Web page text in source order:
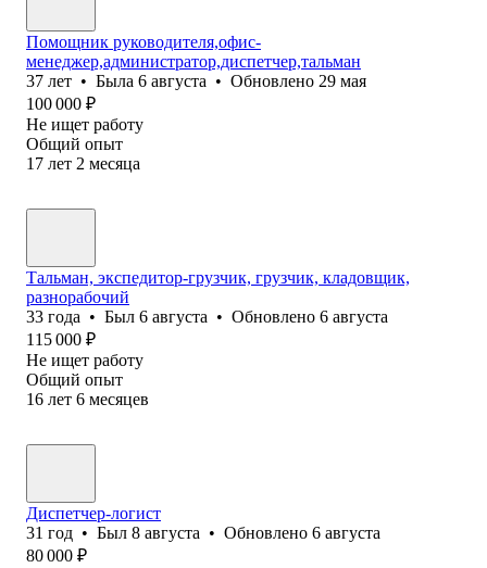
Помощник руководителя,офис-
менеджер,администратор,диспетчер,тальман
37 лет • Была 6 августа • Обновлено 29 мая
100 000 ₽
Не ищет работу
Общий опыт
17 лет 2 месяца
Тальман, экспедитор-грузчик, грузчик, кладовщик,
разнорабочий
33 года • Был 6 августа • Обновлено 6 августа
115 000 ₽
Не ищет работу
Общий опыт
16 лет 6 месяцев
Диспетчер-логист
31 год • Был 8 августа • Обновлено 6 августа
80 000 ₽